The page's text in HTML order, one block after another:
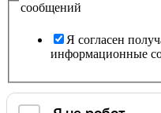
сообщений
Я согласен
информационные